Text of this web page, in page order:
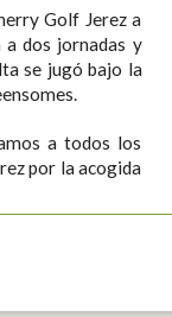
Golf Jerez a
a dos jornadas y
se jugó bajo la
a todos los
por la acogida